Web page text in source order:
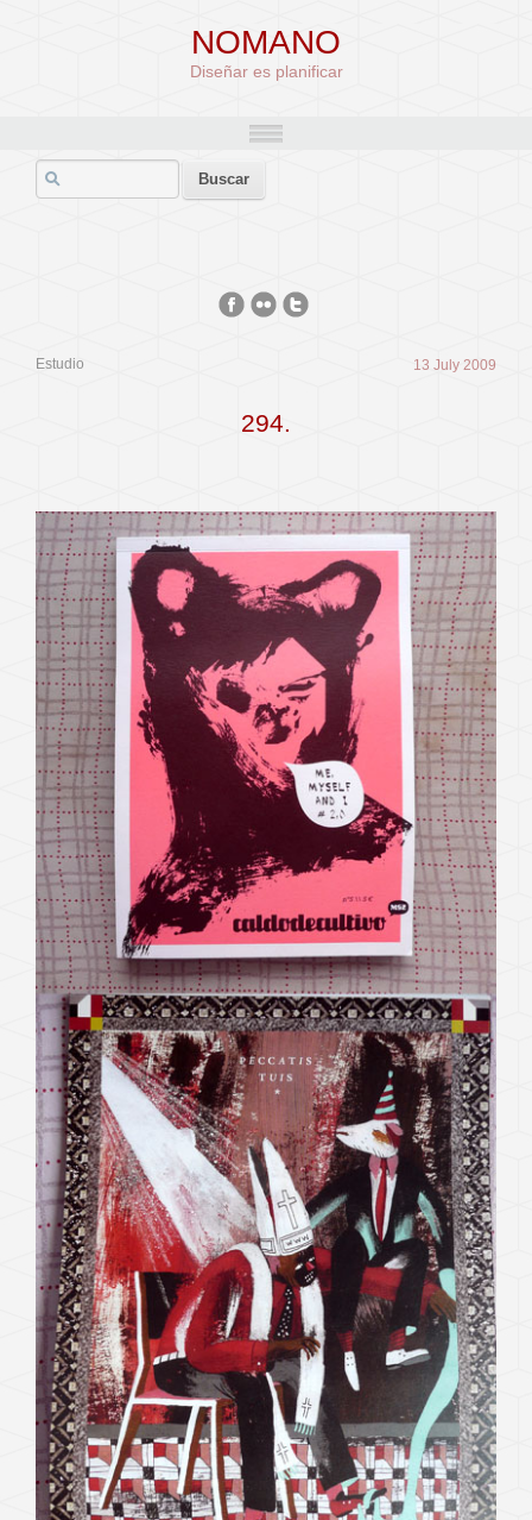
NOMANO
Diseñar es planificar
Estudio 13 July 2009
294.